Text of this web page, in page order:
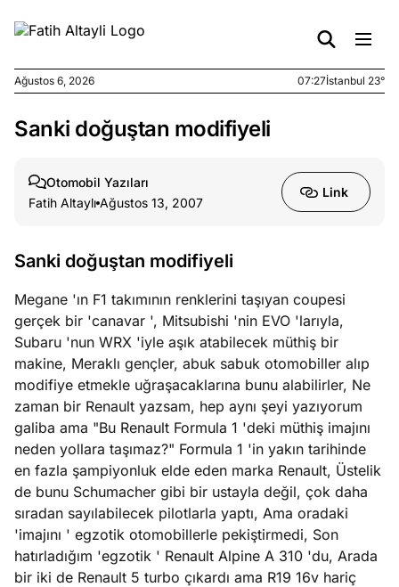
Ağustos
stok
caiz
Ağustos
umutlu
ister
Ağustos
3, 2026
yerde
şeye ne
Köşe
Yazıları
Spor
Yazıları
Yazıları
Ağustos 6, 2026 07:27İstanbul 23°
Sanki doğuştan modifiyeli
Otomobil Yazıları
Fatih Altaylı Ağustos 13, 2007
Link
Sanki doğuştan modifiyeli
Megane 'ın F1 takımının renklerini taşıyan coupesi
gerçek bir 'canavar ', Mitsubishi 'nin EVO 'larıyla,
Subaru 'nun WRX 'iyle aşık atabilecek müthiş bir
makine, Meraklı gençler, abuk sabuk otomobiller alıp
modifiye etmekle uğraşacaklarına bunu alabilirler, Ne
zaman bir Renault yazsam, hep aynı şeyi yazıyorum
galiba ama "Bu Renault Formula 1 'deki müthiş imajını
neden yollara taşımaz?" Formula 1 'in yakın tarihinde
en fazla şampiyonluk elde eden marka Renault, Üstelik
de bunu Schumacher gibi bir ustayla değil, çok daha
sıradan sayılabilecek pilotlarla yaptı, Ama oradaki
'imajını ' egzotik otomobillerle pekiştirmedi, Son
hatırladığım 'egzotik ' Renault Alpine A 310 'du, Arada
bir iki de Renault 5 turbo çıkardı ama R19 16v hariç